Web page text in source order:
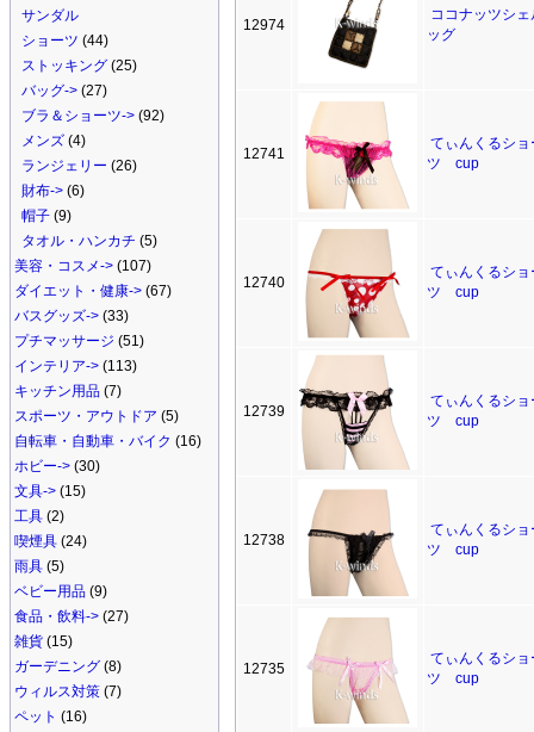
サンダル
ショーツ (44)
ストッキング (25)
バッグ-> (27)
ブラ＆ショーツ-> (92)
メンズ (4)
ランジェリー (26)
財布-> (6)
帽子 (9)
タオル・ハンカチ (5)
美容・コスメ-> (107)
ダイエット・健康-> (67)
バスグッズ-> (33)
プチマッサージ (51)
インテリア-> (113)
キッチン用品 (7)
スポーツ・アウトドア (5)
自転車・自動車・バイク (16)
ホビー-> (30)
文具-> (15)
工具 (2)
喫煙具 (24)
雨具 (5)
ベビー用品 (9)
食品・飲料-> (27)
雑貨 (15)
ガーデニング (8)
ウィルス対策 (7)
ペット (16)
12974
ココナッツシェ
ッグ
12741
てぃんくるショ
ツ cup
12740
てぃんくるショ
ツ cup
12739
てぃんくるショ
ツ cup
12738
てぃんくるショ
ツ cup
12735
てぃんくるショ
ツ cup